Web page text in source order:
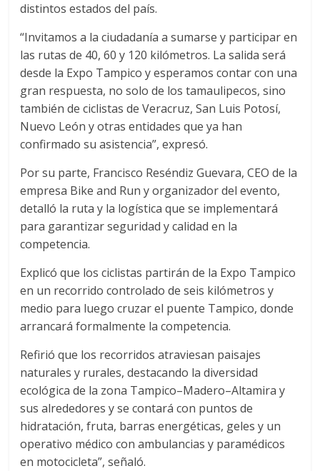
distintos estados del país.
“Invitamos a la ciudadanía a sumarse y participar en
las rutas de 40, 60 y 120 kilómetros. La salida será
desde la Expo Tampico y esperamos contar con una
gran respuesta, no solo de los tamaulipecos, sino
también de ciclistas de Veracruz, San Luis Potosí,
Nuevo León y otras entidades que ya han
confirmado su asistencia”, expresó.
Por su parte, Francisco Reséndiz Guevara, CEO de la
empresa Bike and Run y organizador del evento,
detalló la ruta y la logística que se implementará
para garantizar seguridad y calidad en la
competencia.
Explicó que los ciclistas partirán de la Expo Tampico
en un recorrido controlado de seis kilómetros y
medio para luego cruzar el puente Tampico, donde
arrancará formalmente la competencia.
Refirió que los recorridos atraviesan paisajes
naturales y rurales, destacando la diversidad
ecológica de la zona Tampico–Madero–Altamira y
sus alrededores y se contará con puntos de
hidratación, fruta, barras energéticas, geles y un
operativo médico con ambulancias y paramédicos
en motocicleta”, señaló.